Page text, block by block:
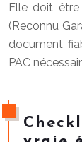
Elle doit
(Reconnu
document
PAC